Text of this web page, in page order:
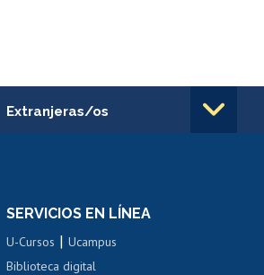
Extranjeras/os
Cursos de español
SERVICIOS EN LÍNEA
U-Cursos |Ucampus
Biblioteca digital